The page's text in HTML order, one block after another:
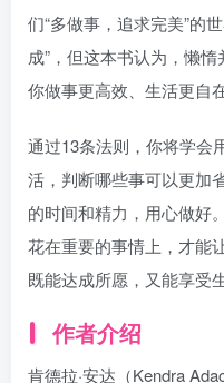
们“多做事，追求完美”的
成”，但这本书认为，懒
你做事更高效、生活更自在
通过13条法则，你将学会
活，判断哪些事可以更加
的时间和精力，用心做好
花在重要的事情上，才能
既能达成所愿，又能享受生
作者介绍
肯德拉·安达（Kendra